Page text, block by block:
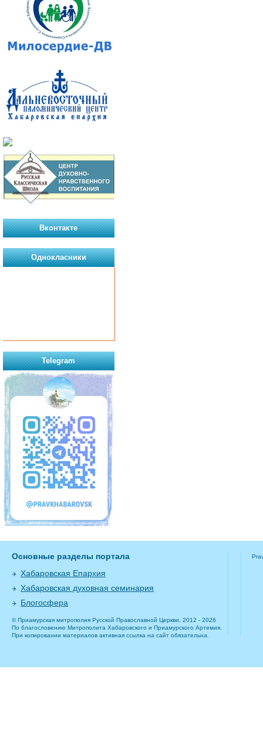
Вконтакте
Однокласники
Telegram
Основные разделы портала
Хабаровская Епархия
Хабаровская духовная семинария
Блогосфера
© Приамурская митрополия Русской Православной Церкви, 2012 - 2026
По благословению Митрополита Хабаровского и Приамурского Артемия.
При копировании материалов активная ссылка на сайт обязательна.